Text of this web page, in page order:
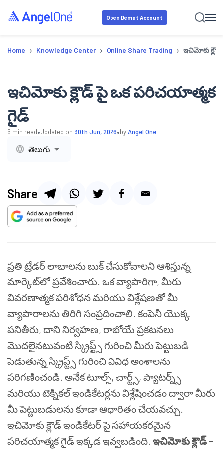
Open Demat Account
Home › Knowledge Center › Online Share Trading › ఇచిమోకు
ఇచిమోకు క్లౌడ్ పై ఒక పరిచయాత్మక
గైడ్
6 min read•Updated on 30th Jun, 2026•byAngel One
తెలుగు
Share
ప్రతి ట్రేడర్ లాభాలను బుక్ చేసుకోవాలని ఆశిస్తున్న
మార్కెట్‌లో ప్రవేశించారు. ఒక వ్యాపారిగా, మీరు
వివరణాత్మక పరిశోధన మరియు విశ్లేషణతో మీ
వ్యాపారాలను తిరిగి సంప్రదించాలి. కంపెనీ యొక్క
పనితీరు, దాని నిర్వహణ, రాబోయే ప్రకటనలు
మొదలైనటువంటి స్క్రిప్ట్స్ గురించి మీరు పెట్టుబడి
పెడుతున్న స్క్రిప్ట్స్ గురించి వివిధ అంశాలను
పరిగణించండి. అనేక టూల్స్, చార్ట్స్, ప్యాటర్న్స్
మరియు టెక్నికల్ ఇండికేటర్లను విశ్లేషించడం ద్వారా మీరు
మీ పెట్టుబడులను కూడా ఆధారితం చేయవచ్చు.
ఇచిమోకు క్లౌడ్ ఇండికేటర్ పై సహాయకరమైన
పరిచయాత్మక గైడ్ ఇక్కడ ఇవ్వబడింది. ఇచిమోకు క్లౌడ్ -